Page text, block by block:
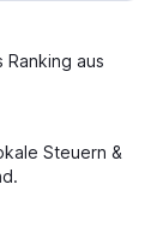
Ranking aus
Steuern &